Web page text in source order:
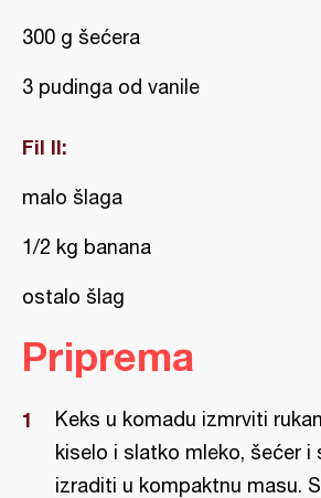
300 g šećera
3 pudinga od vanile
Fil II:
malo šlaga
1/2 kg banana
ostalo šlag
Priprema
Keks u komadu izmrviti
kiselo i slatko mleko, šećer i
izraditi u kompaktnu masu.